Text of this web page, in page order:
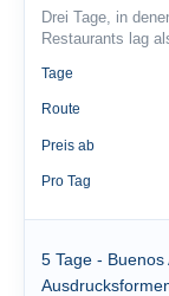
Drei Tage, in
Restaurants lag
Tage
Route
Preis ab
Pro Tag
5 Tage -